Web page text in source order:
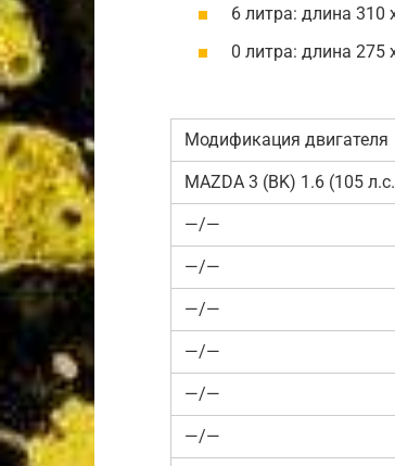
6 литра: длина
0 литра: длина
Модификация двигателя
MAZDA 3 (BK) 1.6 (105
—/—
—/—
—/—
—/—
—/—
—/—